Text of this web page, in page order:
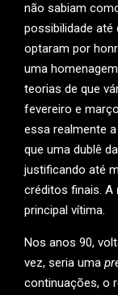
não sabiam
possibilidade até
optaram por
uma
teorias de que
fevereiro e
essa realmente
que uma dublê
justificando até
créditos finais. A
principal vítima.
Nos anos 90,
vez, seria uma
continuações, o